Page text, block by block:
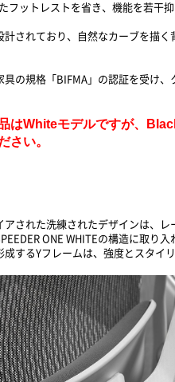
たフットレストを省き、機能を若
計されており、自然なカーブを描
の規格「BIFMA」の認証を受け
はWhiteモデルですが、
さい。
アされた洗練されたデザインは、
ONE WHITEの構造に取り入
するYフレームは、強度とスタイ